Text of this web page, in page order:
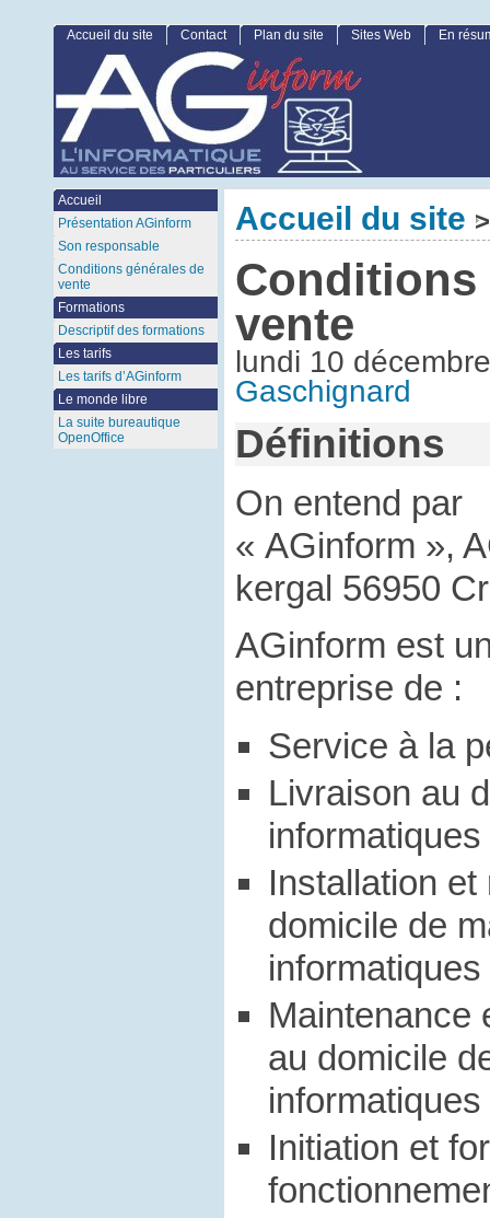
Accueil du site >
Conditions
vente
lundi 10
Gaschignard
Définitions
On entend par
« AGinform »,
kergal 56950
AGinform est
entreprise de :
Service à la
Livraison au
informatiques
Installation
domicile de
informatiques
Maintenance
au domicile
informatiques
Initiation et
Accueil du site Contact Plan du site Sites Web En
Accueil
Présentation AGinform
Son responsable
Conditions générales de
vente
Formations
Descriptif des formations
Les tarifs
Les tarifs d’AGinform
Le monde libre
La suite bureautique
OpenOffice